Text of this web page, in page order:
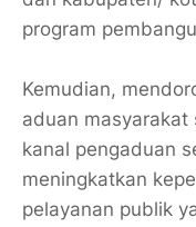
program
Kemudian,
aduan masyarakat
kanal pengaduan
meningkatkan
pelayanan publik